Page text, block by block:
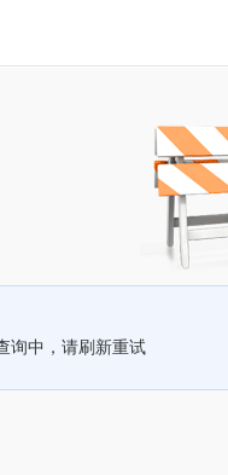
询中，请刷新重试